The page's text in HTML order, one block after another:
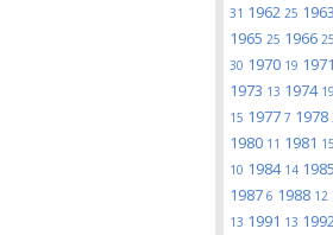
31 1962 25 1963
1965 25 1966 25
30 1970 19 1971
1973 13 1974 19
15 1977 7 1978
1980 11 1981 15
10 1984 14 1985
1987 6 1988 12
13 1991 13